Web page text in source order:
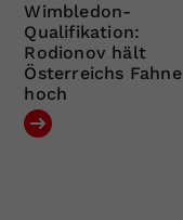
Wimbledon-
Qualifikation:
Rodionov hält
Österreichs Fahne
hoch